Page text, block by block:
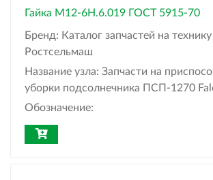
Гайка М12-6Н.6.019 ГОСТ 5915-70
Бренд: Каталог запчастей на технику
Ростсельмаш
Название узла: Запчасти на
уборки подсолнечника ПСП-1270
Обозначение: